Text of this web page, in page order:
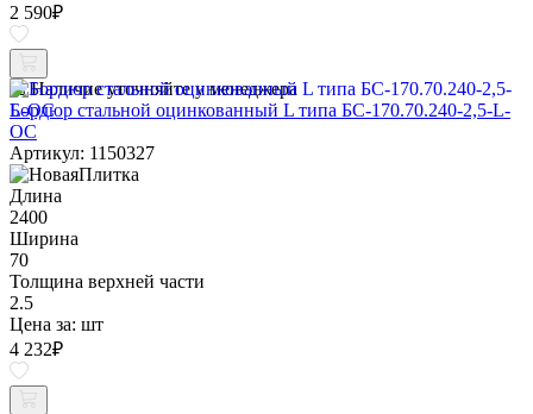
2 590₽
Наличие уточняйте у менеджера
Бордюр стальной оцинкованный L типа БС-170.70.240-2,5-L-
ОС
Артикул: 1150327
Длина
2400
Ширина
70
Толщина верхней части
2.5
Цена за: шт
4 232₽